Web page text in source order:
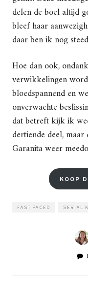
delen de boel altijd
bleef haar
daar ben ik nog
Hoe dan ook,
verwikkelingen
bloedspannend en
onverwachte
dat betreft kijk ik
dertiende deel,
Garanita weer
KOOP
FAST PACED SERIAL